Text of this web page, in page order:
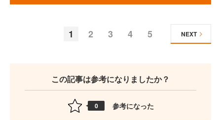
1 2 3 4 5 NEXT
この記事は参考になりましたか？
0 参考になった